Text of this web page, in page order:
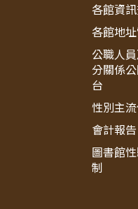
各館資
各館地
公職人
分關係
台
性別主
會計報告
圖書館
制